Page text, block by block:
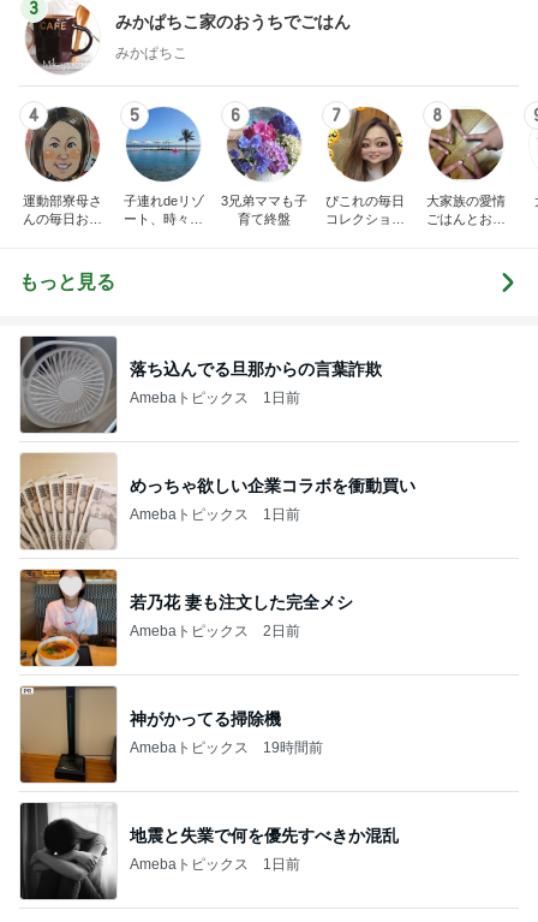
3
みかぱちこ家のおうちでごはん
みかぱちこ
4
運動部寮母さ
んの毎日お弁
5
子連れdeリゾ
ート、時々キ
6
3兄弟ママも子
育て終盤
7
ぴこれの毎日
コレクション
8
大家族の愛情
ごはんとお弁
もっと見る
落ち込んでる旦那からの言葉詐欺
Amebaトピックス 1日前
めっちゃ欲しい企業コラボを衝動買い
Amebaトピックス 1日前
若乃花 妻も注文した完全メシ
Amebaトピックス 2日前
神がかってる掃除機
Amebaトピックス 19時間前
地震と失業で何を優先すべきか混乱
Amebaトピックス 1日前